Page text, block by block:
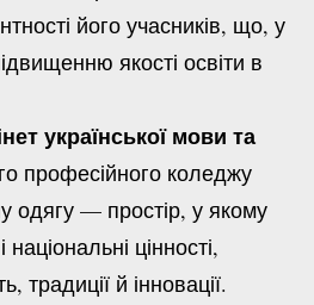
його учасників, що, у
якості освіти в
української мови та
професійного коледжу
одягу — простір, у якому
цінності,
традиції й інновації.